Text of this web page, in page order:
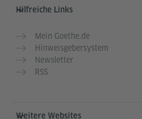
Hilfreiche Links
Mein Goethe.de
Hinweisgebersystem
Newsletter
RSS
Weitere Websites